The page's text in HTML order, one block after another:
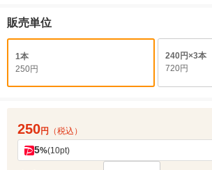
販売単位
1本
250円
240円×3本
720円
250円 （税込）
5%(10pt)